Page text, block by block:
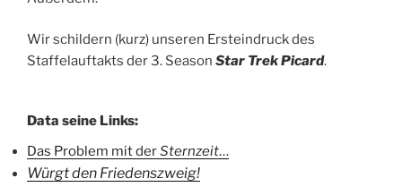
Wir schildern (kurz) unseren Ersteindruck des
Staffelauftakts der 3. Season Star Trek Picard.
Data seine Links:
Das Problem mit derSternzeit…
Würgt den Friedenszweig!